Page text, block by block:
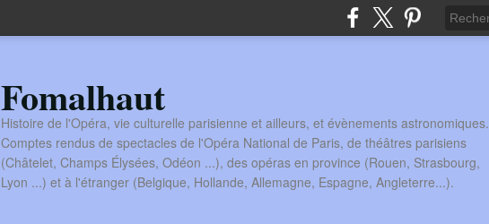
Fomalhaut
Histoire de l'Opéra, vie culturelle parisienne et ailleurs, et évènements astronomiques.
Comptes rendus de spectacles de l'Opéra National de Paris, de théâtres parisiens
(Châtelet, Champs Élysées, Odéon ...), des opéras en province (Rouen, Strasbourg,
Lyon ...) et à l'étranger (Belgique, Hollande, Allemagne, Espagne, Angleterre...).